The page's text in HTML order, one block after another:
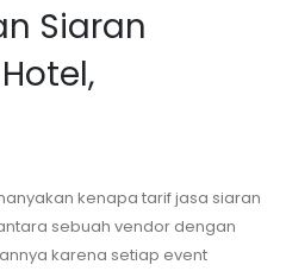
Siaran
kenapa tarif jasa siaran
sebuah vendor dengan
karena setiap event